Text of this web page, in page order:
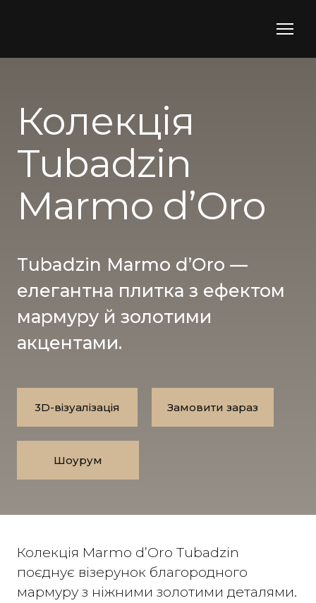
Колекція
Tubadzin
Marmo d’Oro
Tubadzin Marmo d’Oro —
елегантна плитка з ефектом
мармуру й золотими
акцентами.
3D-візуалізація Замовити зараз
Шоурум
Колекція Marmo d’Oro Tubadzin
поєднує візерунок благородного
мармуру з ніжними золотими деталями.